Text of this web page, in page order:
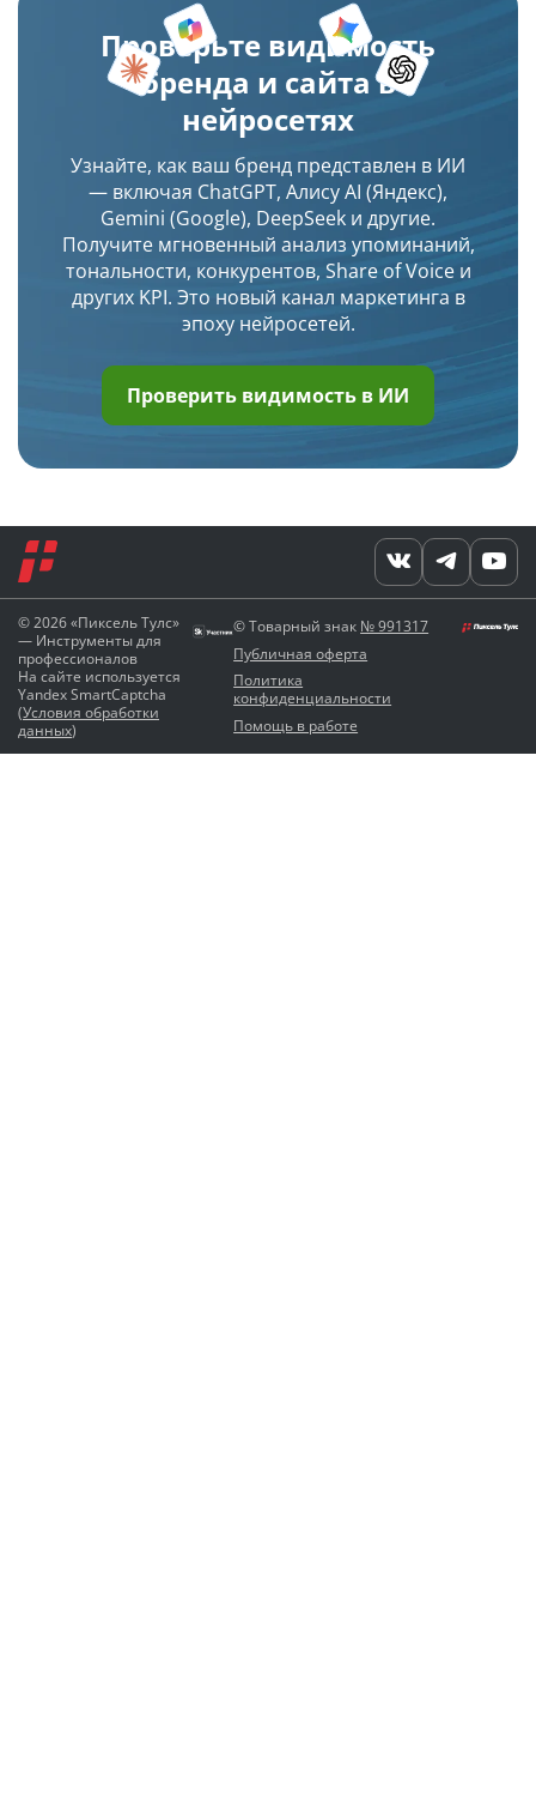
Проверьте видимость
бренда и сайта в
нейросетях
Узнайте, как ваш бренд представлен в ИИ
— включая ChatGPT, Алису AI (Яндекс),
Gemini (Google), DeepSeek и другие.
Получите мгновенный анализ упоминаний,
тональности, конкурентов, Share of Voice и
других KPI. Это новый канал маркетинга в
эпоху нейросетей.
Проверить видимость в ИИ
© 2026 «Пиксель Тулс»
— Инструменты для
профессионалов
На сайте используется
Yandex SmartCaptcha
(Условия обработки
данных)
© Товарный знак № 991317
Публичная оферта
Политика
конфиденциальности
Помощь в работе